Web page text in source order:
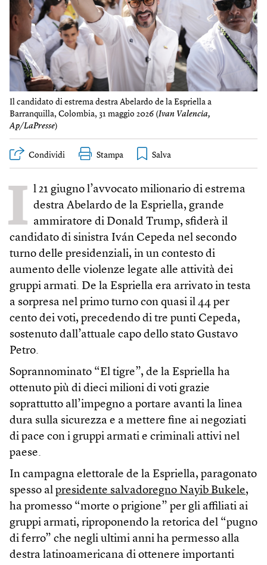
Il candidato di estrema destra Abelardo de la Espriella a
Barranquilla, Colombia, 31 maggio 2026 (Ivan Valencia,
Ap/LaPresse)
Condividi Stampa
I l 21 giugno l’avvocato milionario di estrema
destra Abelardo de la Espriella, grande
ammiratore di Donald Trump, sfiderà il
candidato di sinistra Iván Cepeda nel secondo
turno delle presidenziali, in un contesto di
aumento delle violenze legate alle attività dei
gruppi armati. De la Espriella era arrivato in testa
a sorpresa nel primo turno con quasi il 44 per
cento dei voti, precedendo di tre punti Cepeda,
sostenuto dall’attuale capo dello stato Gustavo
Petro.
Soprannominato “El tigre”, de la Espriella ha
ottenuto più di dieci milioni di voti grazie
soprattutto all’impegno a portare avanti la linea
dura sulla sicurezza e a mettere fine ai negoziati
di pace con i gruppi armati e criminali attivi nel
paese.
In campagna elettorale de la Espriella, paragonato
spesso al presidente salvadoregno Nayib Bukele,
ha promesso “morte o prigione” per gli affiliati ai
gruppi armati, riproponendo la retorica del “pugno
di ferro” che negli ultimi anni ha permesso alla
destra latinoamericana di ottenere importanti